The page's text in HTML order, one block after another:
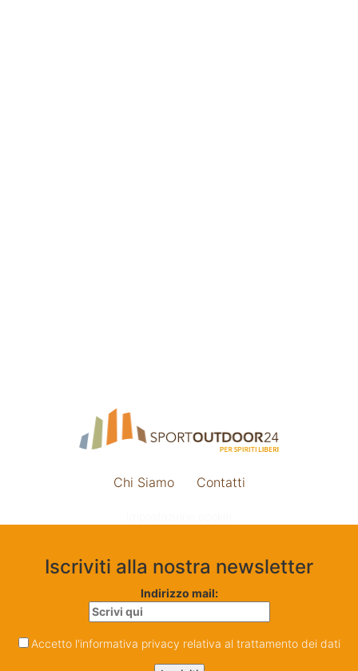
Chi Siamo Contatti
Iscriviti alla nostra newsletter
Indirizzo mail:
Accetto l'informativa privacy relativa al trattamento dei dati